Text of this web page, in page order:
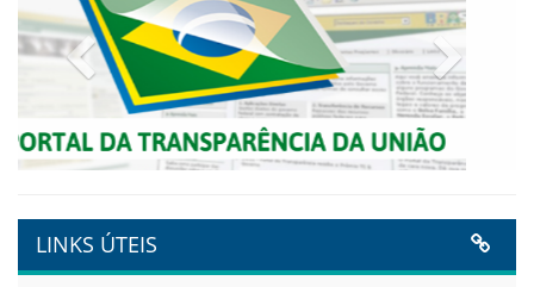
NOTA DE PESAR E LUTO OFICIAL
Publicado em: 9 de junho de 2026
Plano Diretor – 2026
Publicado em: 14 de maio de 2026
VER TODAS NOTÍCIAS